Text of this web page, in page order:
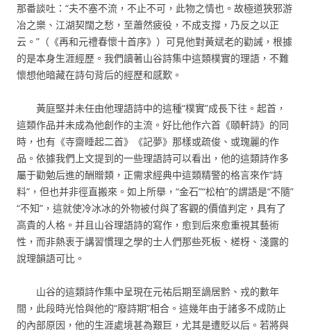
那番談吐：“夫不塞不流，不止不可，此物之情也。故極道狹邪游
冶之樂、江湖契闊之愁，至蕭然疲役，不成支撐，乃反之以正
云。”（《再和元禮春懷十首序》）可見他對黃斌老的勸誡，根據
的是本身生涯經歷。我們讀著山谷詩集中這類樸實的理語，不難
懷想他暗藏在詩句背后的經歷和感歎。
黃庭堅并未任由他理語詩中的這種“樸實”成長下往。起首，
這類作品并未成為他創作的主流。好比他作六首《頤軒詩》的同
時，也有《寺齋睡起二首》《記夢》那樣或疏俊、或瑰麗的作
品。依據我們上文提到的一些理語詩可以看出，他的這類詩作多
屬于勸勉后進的酬贈類，正需求經典中這類精警的格言來作“詩
料”，但也并非徑直搬來。如上所舉，“金石”“松柏”的謂語是“不隨”
“不知”，這就使冷冰冰的外物被付與了客觀的價值判定，具有了
高貴的人格。并且山谷理語詩的寫作，愈到后來愈重視其藝術
性，而非熱衷于講習慣理之學的士人們那些死板、槎枒、淺露的
說理韻語可比。
山谷的這類詩作集中呈現在元祐后期至謫居黔、戎的數年
間，此段時光恰與他的“廢詩期”相合。這幾年由于諸多不成防止
的內部原因，他的生涯處境甚為艱巨，尤其是遭貶以后。若將與